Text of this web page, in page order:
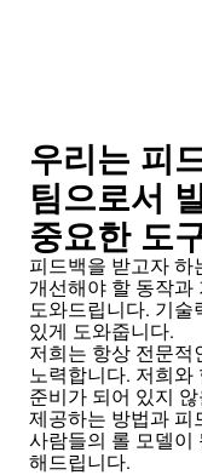
우리는 피
팀으로서
중요한 도
피드백을 받고자 하
개선해야 할 동작과
도와드립니다. 기술
있게 도와줍니다.
저희는 항상 전문적
노력합니다. 저희와
준비가 되어 있지
제공하는 방법과 피
사람들의 롤 모델이
해드립니다.